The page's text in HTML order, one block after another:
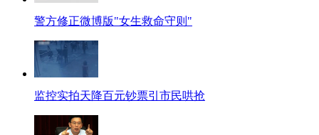
警方修正微博版"女生救命守则"
监控实拍天降百元钞票引市民哄抢